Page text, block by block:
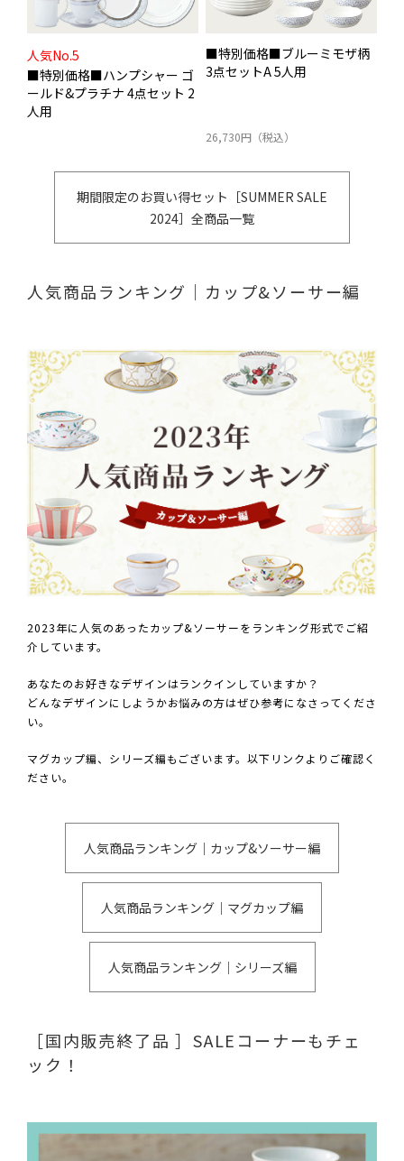
人気No.5
■特別価格■ハンプシャー ゴ
ールド&プラチナ 4点セット 2
人用
■特別価格■ブルーミモザ柄
3点セットA 5人用
26,730円（税込）
期間限定のお買い得セット［SUMMER SALE
2024］全商品一覧
人気商品ランキング｜カップ&ソーサー編
2023年に人気のあったカップ&ソーサーをランキング形式でご紹
介しています。
あなたのお好きなデザインはランクインしていますか？
どんなデザインにしようかお悩みの方はぜひ参考になさってくださ
い。
マグカップ編、シリーズ編もございます。以下リンクよりご確認く
ださい。
人気商品ランキング｜カップ&ソーサー編
人気商品ランキング｜マグカップ編
人気商品ランキング｜シリーズ編
［国内販売終了品 ］SALEコーナーもチェ
ック！